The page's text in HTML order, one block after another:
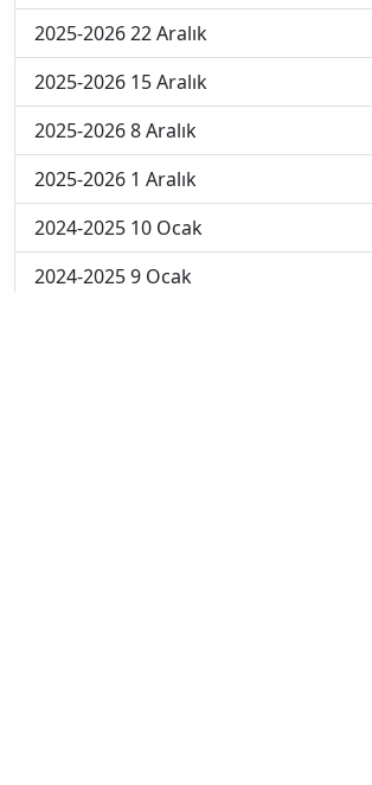
2025-2026 22 Aralık
2025-2026 15 Aralık
2025-2026 8 Aralık
2025-2026 1 Aralık
2024-2025 10 Ocak
2024-2025 9 Ocak